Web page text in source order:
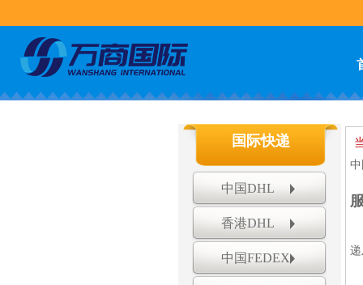
国际快递
中国DHL
香港DHL
中国FEDEX